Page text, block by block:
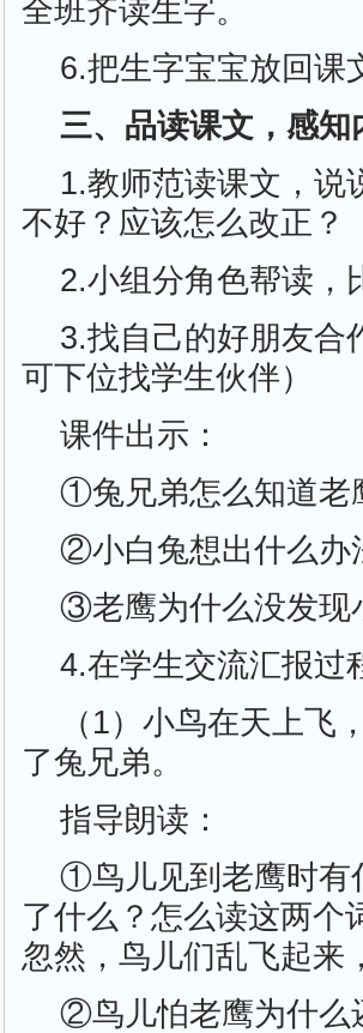
全班齐读生字。
6.把生字宝宝放回课
三、品读课文，感
1.教师范读课文，说
不好？应该怎么改正？
2.小组分角色帮读，
3.找自己的好朋友合
可下位找学生伙伴）
课件出示：
①兔兄弟怎么知道老
②小白兔想出什么办
③老鹰为什么没发现
4.在学生交流汇报过
（1）小鸟在天上飞
了兔兄弟。
指导朗读：
①鸟儿见到老鹰时有
了什么？怎么读这两个
忽然，鸟儿们乱飞起来
②鸟儿怕老鹰为什么